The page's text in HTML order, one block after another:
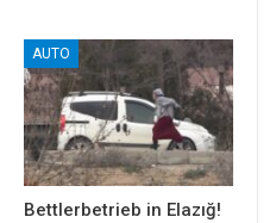
AUTO
Bettlerbetrieb in Elazığ!